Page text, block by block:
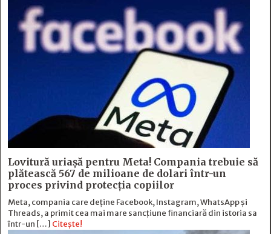
Lovitură uriașă pentru Meta! Compania trebuie să
plătească 567 de milioane de dolari într-un
proces privind protecția copiilor
Meta, compania care deține Facebook, Instagram, WhatsApp și
Threads, a primit cea mai mare sancțiune financiară din istoria sa
într-un […] Citește!